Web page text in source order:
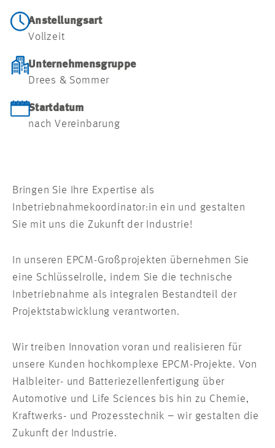
Anstellungsart
Vollzeit
Unternehmensgruppe
Drees & Sommer
Startdatum
nach Vereinbarung
Bringen Sie Ihre Expertise als
Inbetriebnahmekoordinator:in ein und gestalten
Sie mit uns die Zukunft der Industrie!
In unseren EPCM-Großprojekten übernehmen Sie
eine Schlüsselrolle, indem Sie die technische
Inbetriebnahme als integralen Bestandteil der
Projektstabwicklung verantworten.
Wir treiben Innovation voran und realisieren für
unsere Kunden hochkomplexe EPCM-Projekte. Von
Halbleiter- und Batteriezellenfertigung über
Automotive und Life Sciences bis hin zu Chemie,
Kraftwerks- und Prozesstechnik – wir gestalten die
Zukunft der Industrie.